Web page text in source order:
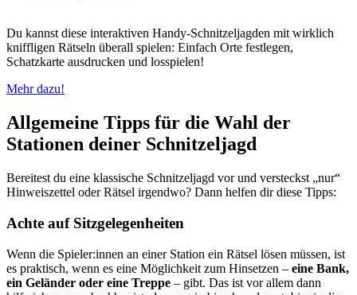
Du kannst diese interaktiven Handy-Schnitzeljagden mit wirklich
kniffligen Rätseln überall spielen: Einfach Orte festlegen,
Schatzkarte ausdrucken und losspielen!
Mehr dazu!
Allgemeine Tipps für die Wahl der
Stationen deiner Schnitzeljagd
Bereitest du eine klassische Schnitzeljagd vor und versteckst „nur“
Hinweiszettel oder Rätsel irgendwo? Dann helfen dir diese Tipps:
Achte auf Sitzgelegenheiten
Wenn die Spieler:innen an einer Station ein Rätsel lösen müssen, ist
es praktisch, wenn es eine Möglichkeit zum Hinsetzen – eine Bank,
ein Geländer oder eine Treppe – gibt. Das ist vor allem dann